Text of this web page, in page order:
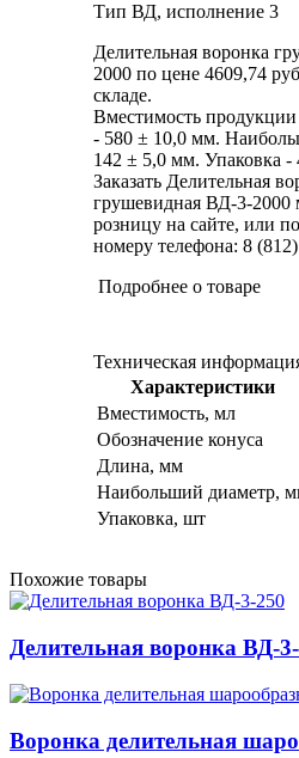
Тип ВД, исполнение 3
Делительная воронка
2000 по цене 4609,74
складе.
Вместимость
- 580 ± 10,0 мм.
142 ± 5,0 мм. Упаковка -
Заказать Делительная
грушевидная ВД-3-2000
розницу на сайте, или
номеру телефона: 8
Подробнее о товаре
Техническая
Характеристики
Вместимость, мл
Обозначение конуса
Длина, мм
Наибольший диаметр,
Упаковка, шт
Похожие товары
Делительная воронка ВД-
Воронка делительная